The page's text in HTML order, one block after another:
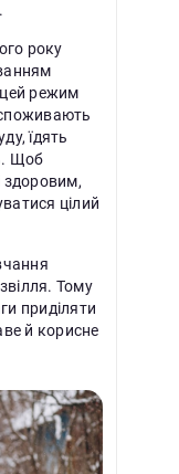
року
режим
їдять
Щоб
здоровим,
цілий
Тому
приділяти
й корисне